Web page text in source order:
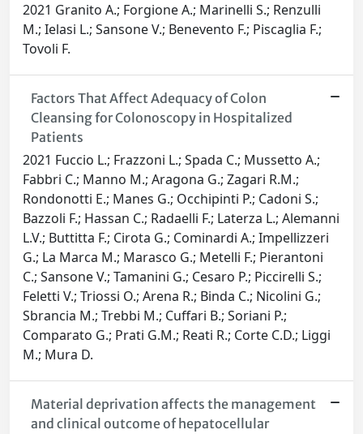
2021 Granito A.; Forgione A.; Marinelli S.; Renzulli
M.; Ielasi L.; Sansone V.; Benevento F.; Piscaglia F.;
Tovoli F.
Factors That Affect Adequacy of Colon
Cleansing for Colonoscopy in Hospitalized
Patients
2021 Fuccio L.; Frazzoni L.; Spada C.; Mussetto A.;
Fabbri C.; Manno M.; Aragona G.; Zagari R.M.;
Rondonotti E.; Manes G.; Occhipinti P.; Cadoni S.;
Bazzoli F.; Hassan C.; Radaelli F.; Laterza L.; Alemanni
L.V.; Buttitta F.; Cirota G.; Cominardi A.; Impellizzeri
G.; La Marca M.; Marasco G.; Metelli F.; Pierantoni
C.; Sansone V.; Tamanini G.; Cesaro P.; Piccirelli S.;
Feletti V.; Triossi O.; Arena R.; Binda C.; Nicolini G.;
Sbrancia M.; Trebbi M.; Cuffari B.; Soriani P.;
Comparato G.; Prati G.M.; Reati R.; Corte C.D.; Liggi
M.; Mura D.
Material deprivation affects the management
and clinical outcome of hepatocellular